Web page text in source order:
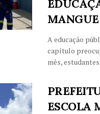
A educação
capítulo
mês, estudantes
ESCOLA